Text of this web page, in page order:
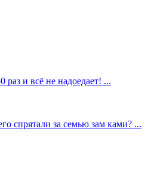
и всё не надоедает! ...
спрятали за семью зам ками? ...